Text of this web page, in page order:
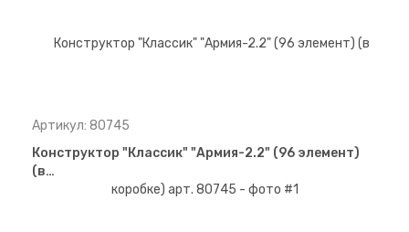
Артикул: 80745
Конструктор "Классик" "Армия-2.2" (96 элемент)
(в…